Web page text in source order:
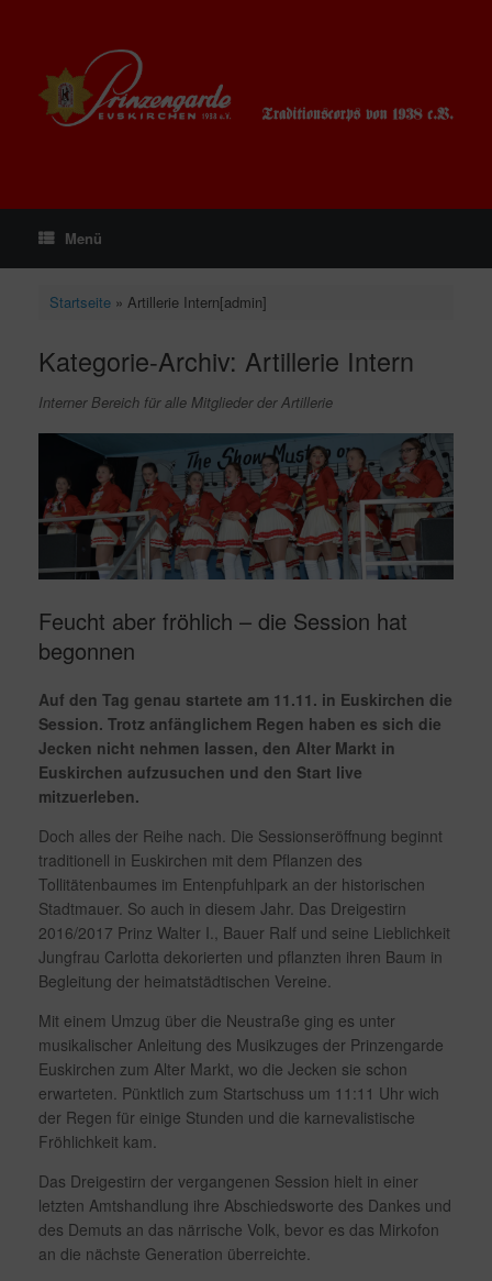
Menü
Startseite» Artillerie Intern[admin]
Kategorie-Archiv: Artillerie Intern
Interner Bereich für alle Mitglieder der Artillerie
Feucht aber fröhlich – die Session hat
begonnen
Auf den Tag genau startete am 11.11. in Euskirchen die
Session. Trotz anfänglichem Regen haben es sich die
Jecken nicht nehmen lassen, den Alter Markt in
Euskirchen aufzusuchen und den Start live
mitzuerleben.
Doch alles der Reihe nach. Die Sessionseröffnung beginnt
traditionell in Euskirchen mit dem Pflanzen des
Tollitätenbaumes im Entenpfuhlpark an der historischen
Stadtmauer. So auch in diesem Jahr. Das Dreigestirn
2016/2017 Prinz Walter I., Bauer Ralf und seine Lieblichkeit
Jungfrau Carlotta dekorierten und pflanzten ihren Baum in
Begleitung der heimatstädtischen Vereine.
Mit einem Umzug über die Neustraße ging es unter
musikalischer Anleitung des Musikzuges der Prinzengarde
Euskirchen zum Alter Markt, wo die Jecken sie schon
erwarteten. Pünktlich zum Startschuss um 11:11 Uhr wich
der Regen für einige Stunden und die karnevalistische
Fröhlichkeit kam.
Das Dreigestirn der vergangenen Session hielt in einer
letzten Amtshandlung ihre Abschiedsworte des Dankes und
des Demuts an das närrische Volk, bevor es das Mirkofon
an die nächste Generation überreichte.